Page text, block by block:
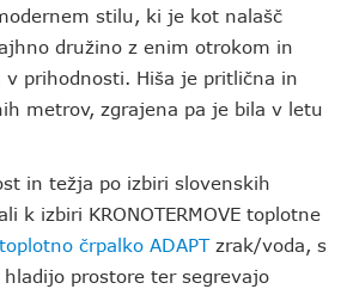
stilu, ki je kot nalašč
družino z enim otrokom in
v prihodnosti. Hiša je pritlična in
metrov, zgrajena pa je bila v letu
in težja po izbiri slovenskih
k izbiri KRONOTERMOVE toplotne
toplotno črpalko ADAPTzrak/voda, s
prostore ter segrevajo